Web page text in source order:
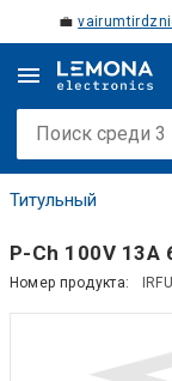
💼
Титульный
P-Ch 100V 13A
Номер продукта: